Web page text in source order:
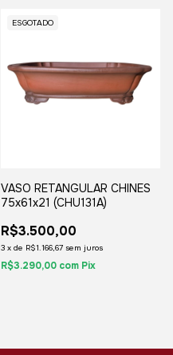
ESGOTADO
VASO RETANGULAR CHINES
75x61x21 (CHU131A)
R$3.500,00
3 x de R$1.166,67 sem juros
R$3.290,00 com Pix